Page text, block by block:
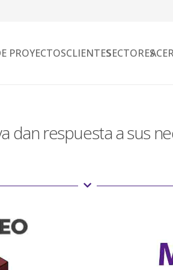
PROYECTOSCLIENTESSECTORES
dan respuesta a sus